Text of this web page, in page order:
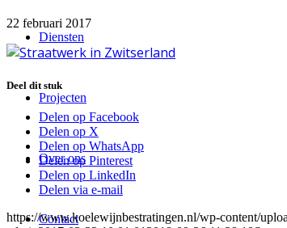
Diensten
Projecten
Over ons
Contact
22 februari 2017
Deel dit stuk
Delen op Facebook
Delen op X
Delen op WhatsApp
Delen op Pinterest
Delen op LinkedIn
Delen via e-mail
https://www.koelewijnbestratingen.nl/wp-content/